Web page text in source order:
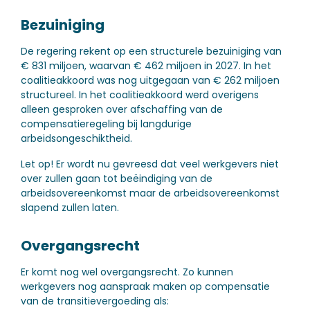
Bezuiniging
De regering rekent op een structurele bezuiniging van
€ 831 miljoen, waarvan € 462 miljoen in 2027. In het
coalitieakkoord was nog uitgegaan van € 262 miljoen
structureel. In het coalitieakkoord werd overigens
alleen gesproken over afschaffing van de
compensatieregeling bij langdurige
arbeidsongeschiktheid.
Let op! Er wordt nu gevreesd dat veel werkgevers niet
over zullen gaan tot beëindiging van de
arbeidsovereenkomst maar de arbeidsovereenkomst
slapend zullen laten.
Overgangsrecht
Er komt nog wel overgangsrecht. Zo kunnen
werkgevers nog aanspraak maken op compensatie
van de transitievergoeding als: